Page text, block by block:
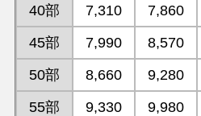
40部
7,310 7,860
45部
7,990 8,570
50部
8,660 9,280
55部
9,330 9,980